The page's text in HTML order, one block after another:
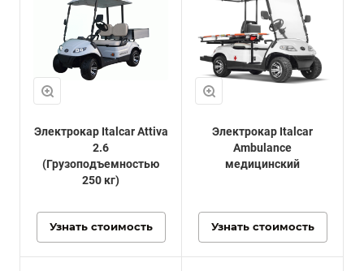
Электрокар Italcar Attiva
2.6
(Грузоподъемностью
250 кг)
Узнать стоимость
Электрокар Italcar
Ambulance
медицинский
Узнать стоимость